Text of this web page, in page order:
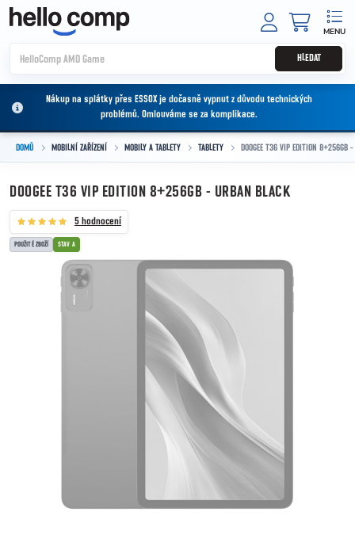
Přejít na obsah
HLEDAT
Nákup na splátky přes ESSOX je dočasně vypnut z důvodu technických
problémů. Omlouváme se za komplikace.
DOMŮ MOBILNÍ ZAŘÍZENÍ MOBILY A TABLETY TABLETY DOOGEE T36 VIP EDITION 8+256GB -
DOOGEE T36 VIP EDITION 8+256GB - URBAN BLACK
5 hodnocení
POUŽITÉ ZBOŽÍ STAV A